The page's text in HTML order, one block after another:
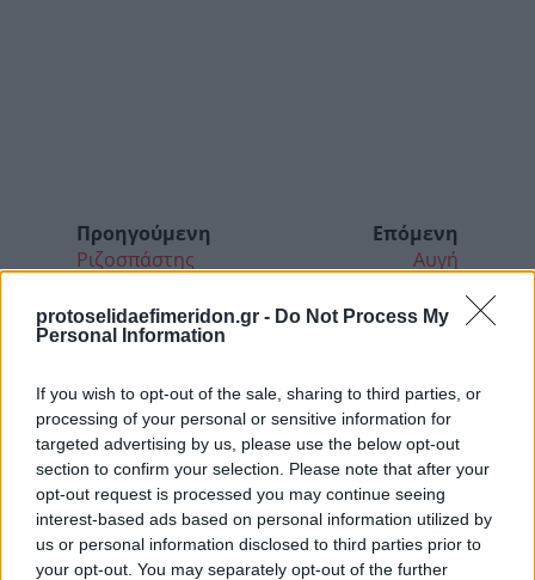
protoselidaefimeridon.gr - Do Not Process My
Personal Information
If you wish to opt-out of the sale, sharing to third parties, or
processing of your personal or sensitive information for
targeted advertising by us, please use the below opt-out
section to confirm your selection. Please note that after your
opt-out request is processed you may continue seeing
interest-based ads based on personal information utilized by
us or personal information disclosed to third parties prior to
your opt-out. You may separately opt-out of the further
Προηγούμενη
Ριζοσπάστης
Επόμενη
Αυγή